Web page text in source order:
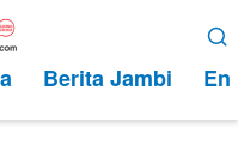
Berita Jambi